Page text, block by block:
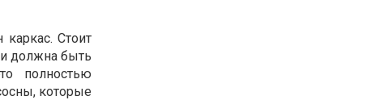
Стоит
должна быть
полностью
которые